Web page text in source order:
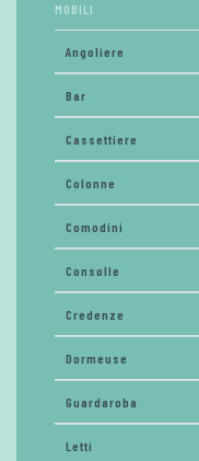
MOBILI
Angoliere
Bar
Cassettiere
Colonne
Comodini
Consolle
Credenze
Dormeuse
Guardaroba
Letti